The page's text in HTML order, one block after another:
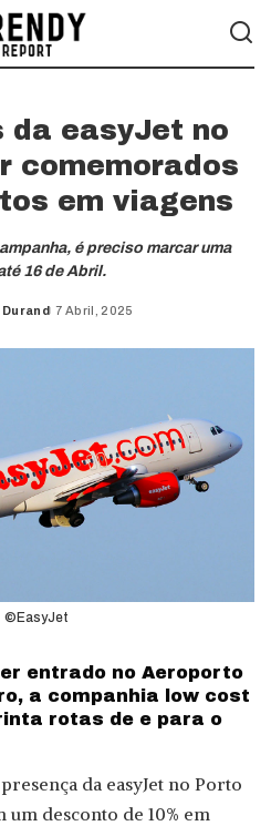
da easyJet no
comemorados
em viagens
é preciso marcar uma
16 de Abril.
7 Abril, 2025
©EasyJet
entrado no Aeroporto
a companhia low cost
rotas de e para o
da easyJet no Porto
desconto de 10% em